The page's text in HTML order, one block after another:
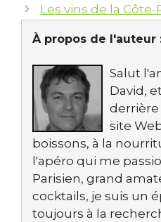
Les vins de la Côte-
À propos de l'auteur
Salut
David,
derrière
site
boissons, à la
l'apéro qui me
Parisien, grand
cocktails, je suis un
toujours à la